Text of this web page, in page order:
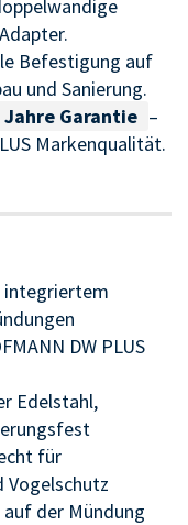
Befestigung auf
und Sanierung.
Garantie –
Markenqualität.
integriertem
DW PLUS
Edelstahl,
für
Vogelschutz
der Mündung